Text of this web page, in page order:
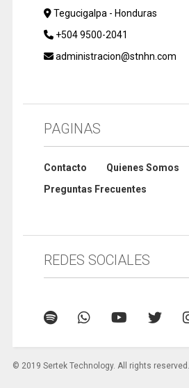
Tegucigalpa - Honduras
+504 9500-2041
administracion@stnhn.com
PAGINAS
Contacto
Quienes Somos
Preguntas Frecuentes
REDES SOCIALES
© 2019 Sertek Technology. All rights